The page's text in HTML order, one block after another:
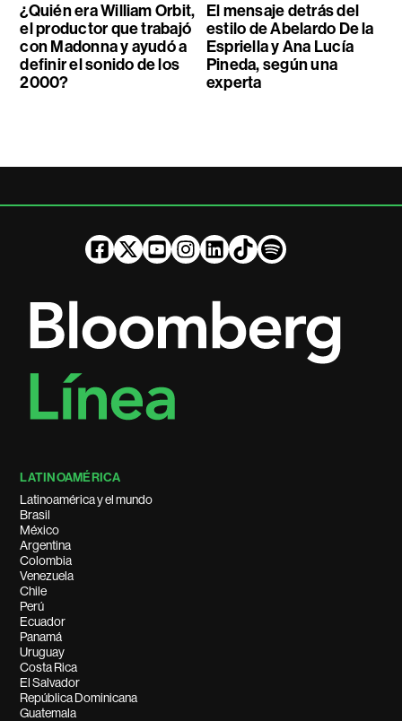
¿Quién era William Orbit,
el productor que trabajó
con Madonna y ayudó a
definir el sonido de los
2000?
El mensaje detrás del
estilo de Abelardo De la
Espriella y Ana Lucía
Pineda, según una
experta
LATINOAMÉRICA
Latinoamérica y el mundo
Brasil
México
Argentina
Colombia
Venezuela
Chile
Perú
Ecuador
Panamá
Uruguay
Costa Rica
El Salvador
República Dominicana
Guatemala